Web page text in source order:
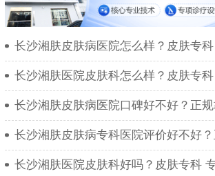
长沙湘肤皮肤病医院怎么样？皮肤专
长沙湘肤医院皮肤科怎么样？皮肤专
长沙湘肤皮肤病医院口碑好不好？正
长沙湘肤皮肤病专科医院评价好不好
长沙湘肤医院皮肤科好吗？皮肤专科